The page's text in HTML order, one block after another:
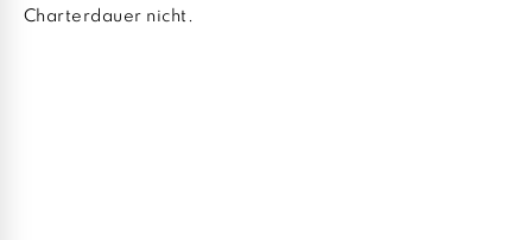
Charterdauer nicht.